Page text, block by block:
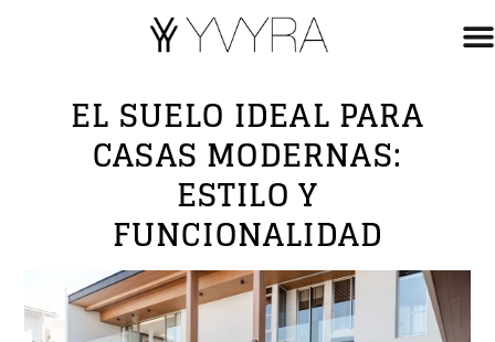
EL SUELO IDEAL PARA
CASAS MODERNAS:
ESTILO Y
FUNCIONALIDAD